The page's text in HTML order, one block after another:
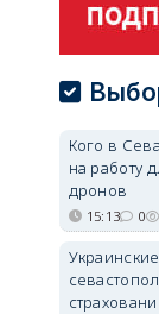
Кого в
на работу
дронов
15:13 0